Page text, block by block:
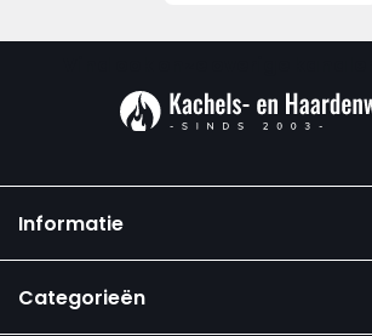
Informatie
Categorieën